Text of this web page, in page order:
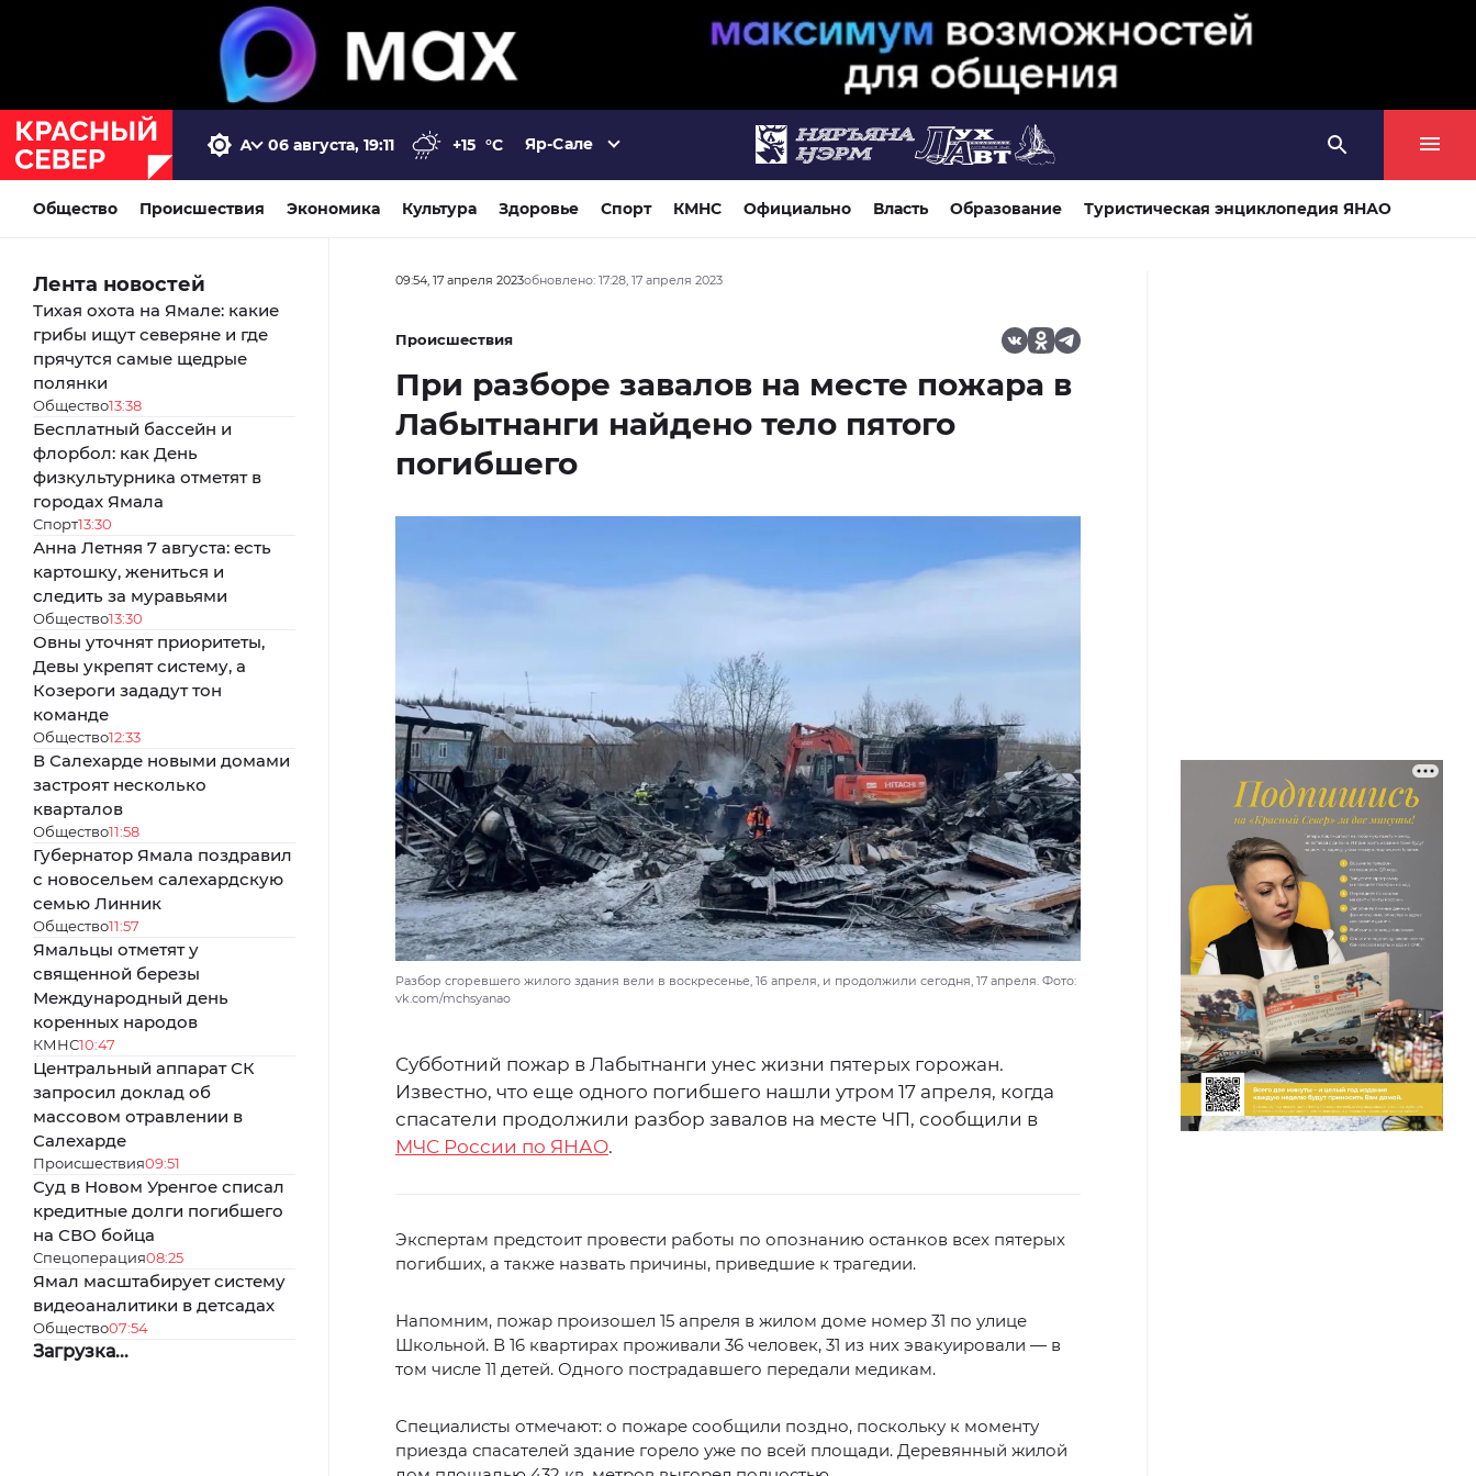
06 августа, 19:11 +15 °C Яр-Сале
Общество Происшествия Экономика Культура Здоровье Спорт КМНС Официально Власть Образование Туристическая энциклопедия ЯНАО
Лента новостей
Тихая охота на Ямале: какие
грибы ищут северяне и где
прячутся самые щедрые
полянки
Общество13:38
Бесплатный бассейн и
флорбол: как День
физкультурника отметят в
городах Ямала
Спорт13:30
Анна Летняя 7 августа: есть
картошку, жениться и
следить за муравьями
Общество13:30
Овны уточнят приоритеты,
Девы укрепят систему, а
Козероги зададут тон
команде
Общество12:33
В Салехарде новыми домами
застроят несколько
кварталов
Общество11:58
Губернатор Ямала поздравил
с новосельем салехардскую
семью Линник
Общество11:57
Ямальцы отметят у
священной березы
Международный день
коренных народов
КМНС10:47
Центральный аппарат СК
запросил доклад об
массовом отравлении в
Салехарде
Происшествия09:51
Суд в Новом Уренгое списал
кредитные долги погибшего
на СВО бойца
Спецоперация08:25
Ямал масштабирует систему
видеоаналитики в детсадах
Общество07:54
Загрузка...
09:54, 17 апреля 2023обновлено: 17:28, 17 апреля 2023
Происшествия
При разборе завалов на месте пожара в
Лабытнанги найдено тело пятого
погибшего
Разбор сгоревшего жилого здания вели в воскресенье, 16 апреля, и продолжили сегодня, 17 апреля. Фото:
vk.com/mchsyanao
Субботний пожар в Лабытнанги унес жизни пятерых горожан.
Известно, что еще одного погибшего нашли утром 17 апреля, когда
спасатели продолжили разбор завалов на месте ЧП, сообщили в
МЧС России по ЯНАО.
Экспертам предстоит провести работы по опознанию останков всех пятерых
погибших, а также назвать причины, приведшие к трагедии.
Напомним, пожар произошел 15 апреля в жилом доме номер 31 по улице
Школьной. В 16 квартирах проживали 36 человек, 31 из них эвакуировали — в
том числе 11 детей. Одного пострадавшего передали медикам.
Специалисты отмечают: о пожаре сообщили поздно, поскольку к моменту
приезда спасателей здание горело уже по всей площади. Деревянный жилой